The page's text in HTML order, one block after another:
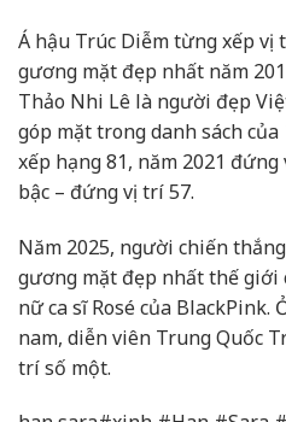
Á hậu Trúc Diễm từng xếp vị
gương mặt đẹp nhất năm
Thảo Nhi Lê là người đẹp
góp mặt trong danh sách của
xếp hạng 81, năm 2021
bậc – đứng vị trí 57.
Năm 2025, người chiến
gương mặt đẹp nhất thế giới
nữ ca sĩ Rosé của BlackPink.
nam, diễn viên Trung Quốc
trí số một.